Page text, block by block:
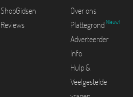
ShopGidsen
Reviews
Over ons
Plattegrond Nieuw!
Adverteerder
Info
Hulp &
Veelgestelde